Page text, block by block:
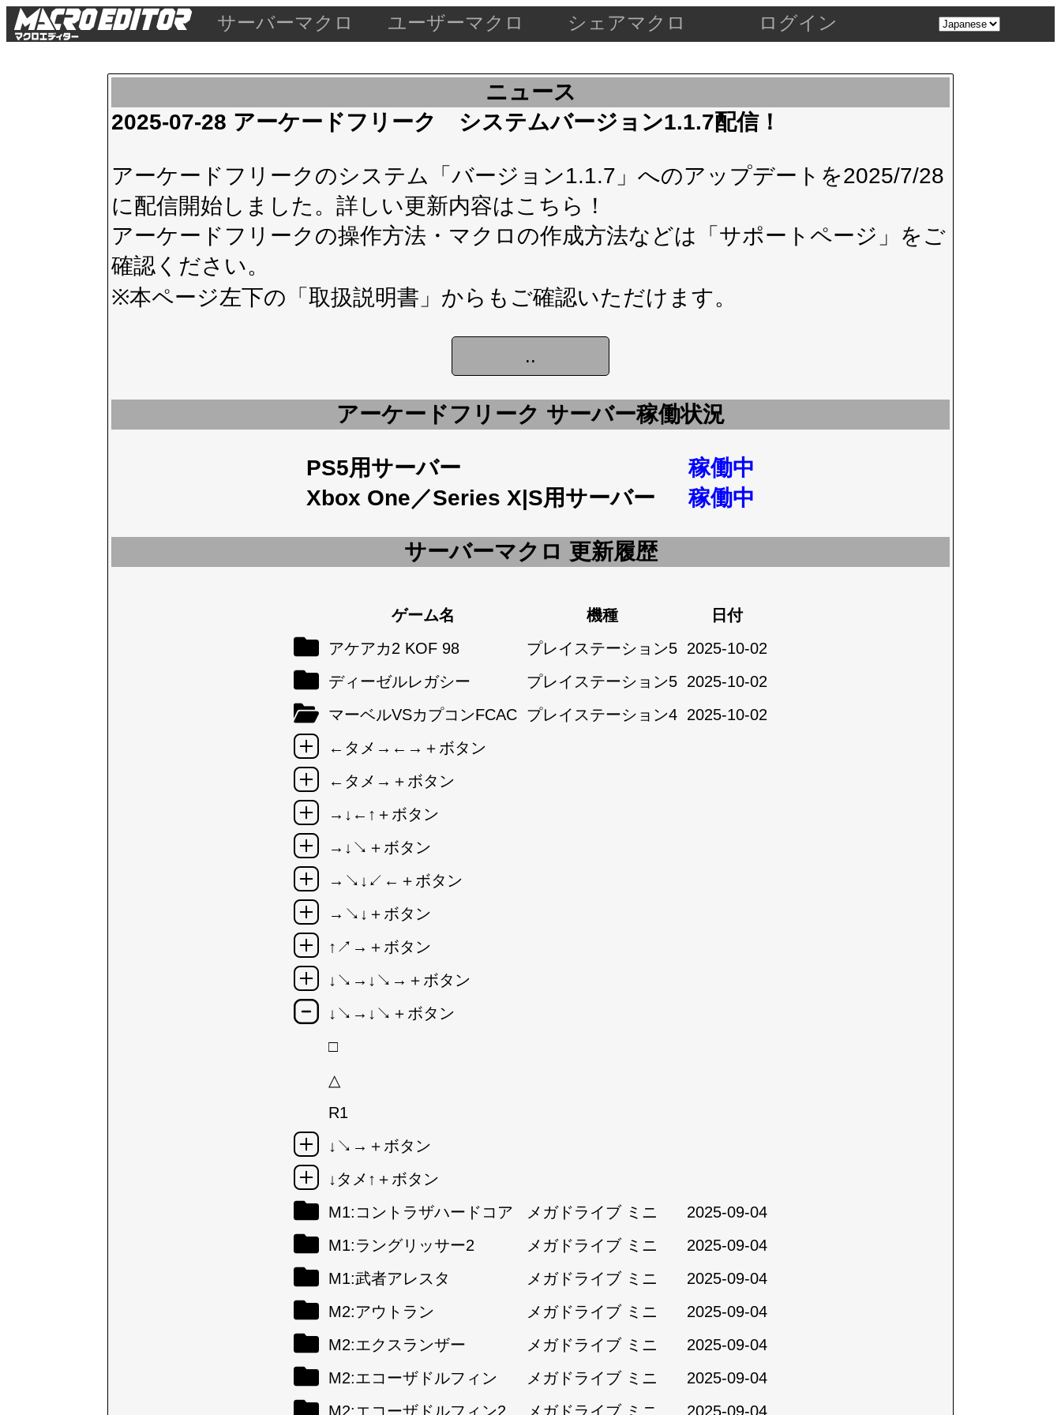
サーバーマクロ ユーザーマクロ シェアマクロ ログイン
ニュース
2025-07-28 アーケードフリーク システムバージョン1.1.7配信！
アーケードフリークのシステム「バージョン1.1.7」へのアップデートを2025/7/28
に配信開始しました。詳しい更新内容はこちら！
アーケードフリークの操作方法・マクロの作成方法などは 「サポートページ」 をご
確認ください。
※本ページ左下の 「取扱説明書」 からもご確認いただけます。
アーケードフリーク サーバー稼働状況
PS5用サーバー
稼働中
Xbox One／Series X|S用サーバー
稼働中
サーバーマクロ 更新履歴
ゲーム名 機種
日付
アケアカ2 KOF 98
プレイステーション5 2025-10-02
ディーゼルレガシー
プレイステーション5 2025-10-02
マーベルVSカプコンFCAC プレイステーション4 2025-10-02
←タメ→←→＋ボタン
←タメ→＋ボタン
→↓←↑＋ボタン
→↓↘＋ボタン
→↘↓↙←＋ボタン
→↘↓＋ボタン
↑↗→＋ボタン
↓↘→↓↘→＋ボタン
↓↘→↓↘＋ボタン
□
△
R1
↓↘→＋ボタン
↓タメ↑＋ボタン
M1:コントラザハードコア
メガドライブ ミニ
2025-09-04
M1:ラングリッサー2
メガドライブ ミニ
2025-09-04
M1:武者アレスタ
メガドライブ ミニ
2025-09-04
M2:アウトラン
メガドライブ ミニ
2025-09-04
M2:エクスランザー
メガドライブ ミニ
2025-09-04
M2:エコーザドルフィン
メガドライブ ミニ
2025-09-04
M2:エコーザドルフィン2
メガドライブ ミニ 2025-09-04